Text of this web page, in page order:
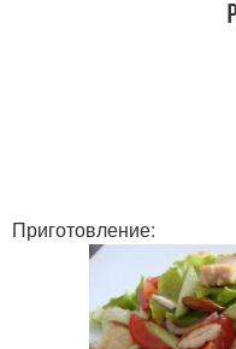
Приготовление: